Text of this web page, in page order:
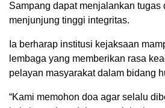
Sampang dapat menjalankan tugas
menjunjung tinggi integritas.
Ia berharap institusi kejaksaan
lembaga yang memberikan rasa
pelayan masyarakat dalam bidang
“Kami memohon doa agar selalu